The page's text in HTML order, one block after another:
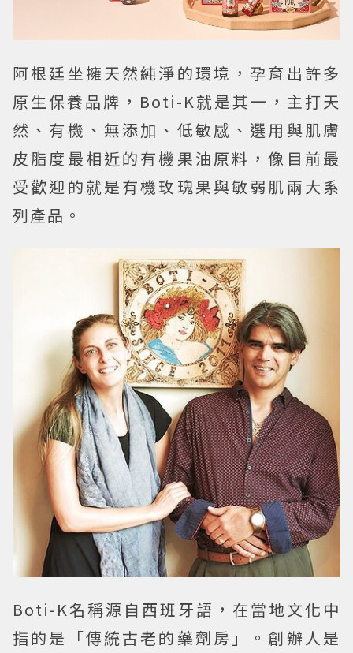
阿根廷坐擁天然純淨的環境，孕育出許多
原生保養品牌，Boti-K就是其一，主打天
然、有機、無添加、低敏感、選用與肌膚
皮脂度最相近的有機果油原料，像目前最
受歡迎的就是有機玫瑰果與敏弱肌兩大系
列產品。
Boti-K名稱源自西班牙語，在當地文化中
指的是「傳統古老的藥劑房」。創辦人是